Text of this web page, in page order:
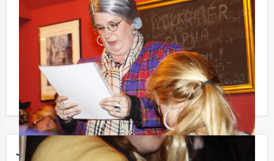
Jouw uitje
Niet telkens uw knip hoeven trekken om uw drankje af
te rekenen?
Voor € 13,50 per persoon per uur (excl. BTW) kunt u
gebruikmaken van het drankarrangement, waarbij u
onbeperkt kunt genieten van bier, fris, huiswijn, koffie
en thee. En… zo komt u ook achteraf niet voor
verrassingen te staan!